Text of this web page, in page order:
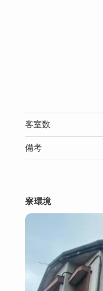
客室数
備考
寮環境